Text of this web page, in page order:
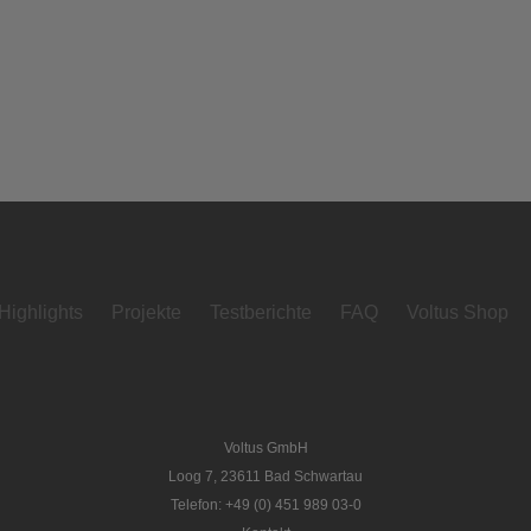
Projekte Testberichte FAQ Voltus Shop
Voltus GmbH
Loog 7, 23611 Bad Schwartau
Telefon: +49 (0) 451 989 03-0